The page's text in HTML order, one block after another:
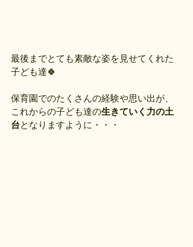
最後までとても素敵な姿を見せてくれた
子ども達🍀
保育園でのたくさんの経験や思い出が、
これからの子ども達の生きていく力の土
台となりますように・・・